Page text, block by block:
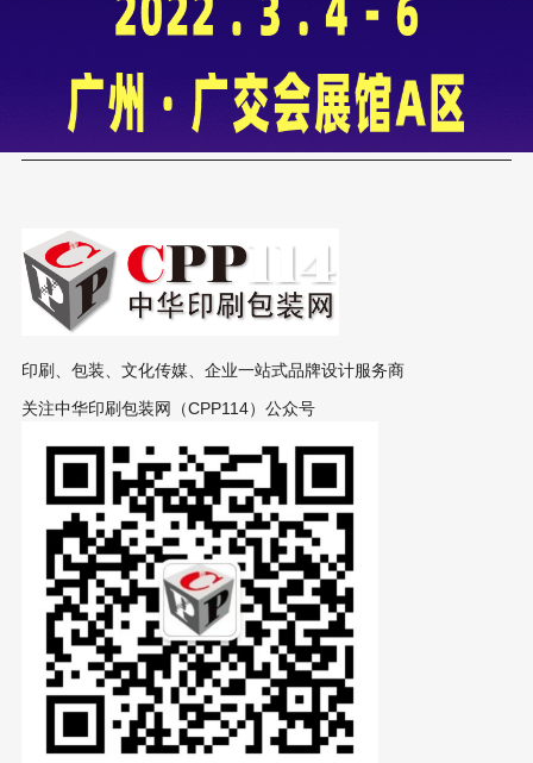
印刷、包装、文化传媒、企业一站式品牌设计服务商
关注中华印刷包装网（CPP114）公众号